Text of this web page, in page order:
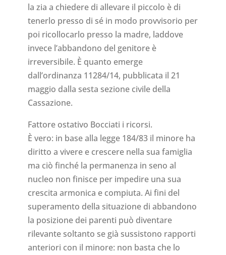
la zia a chiedere di allevare il piccolo è di
tenerlo presso di sé in modo provvisorio per
poi ricollocarlo presso la madre, laddove
invece l’abbandono del genitore è
irreversibile. È quanto emerge
dall’ordinanza 11284/14, pubblicata il 21
maggio dalla sesta sezione civile della
Cassazione.
Fattore ostativo Bocciati i ricorsi.
È vero: in base alla legge 184/83 il minore ha
diritto a vivere e crescere nella sua famiglia
ma ciò finché la permanenza in seno al
nucleo non finisce per impedire una sua
crescita armonica e compiuta. Ai fini del
superamento della situazione di abbandono
la posizione dei parenti può diventare
rilevante soltanto se già sussistono rapporti
anteriori con il minore: non basta che lo